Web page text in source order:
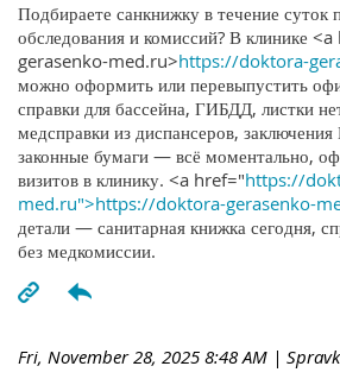
Подбираете санкнижку в течение суток
обследования и комиссий? В клинике
gerasenko-med.ru>https://doktora-
можно оформить или перевыпустить
справки для бассейна, ГИБДД, листки
медсправки из диспансеров,
законные бумаги — всё моментально,
визитов в клинику. <a href="https://
med.ru">https://doktora-gerasenko-
детали — санитарная книжка сегодня,
без медкомиссии.
Fri, November 28, 2025 8:48 AM |